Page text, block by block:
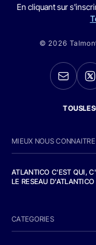
En cliquant sur
© 2026
MIEUX NOUS CONNAITRE
ATLANTICO C'EST QUI,
LE RESEAU D'ATLANTICO
CATEGORIES